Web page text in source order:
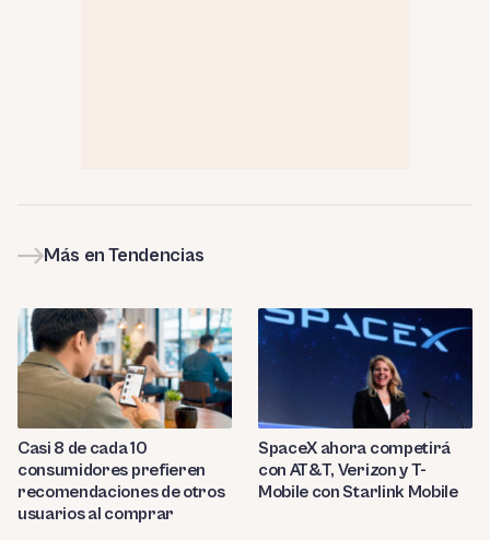
Más en Tendencias
Casi 8 de cada 10
consumidores prefieren
recomendaciones de otros
usuarios al comprar
SpaceX ahora competirá
con AT&T, Verizon y T-
Mobile con Starlink Mobile